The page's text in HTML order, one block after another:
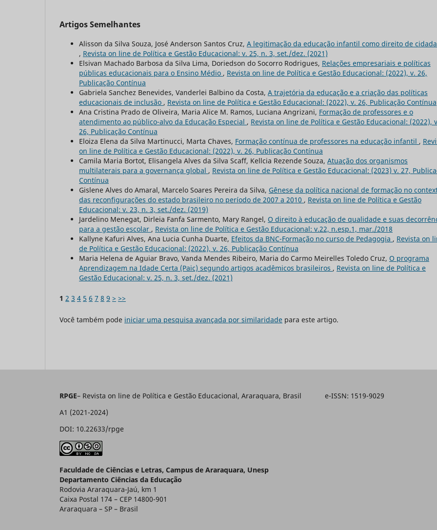
Artigos Semelhantes
Alisson da Silva Souza, José Anderson Santos Cruz, A legitimação da educação infantil como direito de
, Revista on line de Política e Gestão Educacional: v. 25, n. 3, set./dez. (2021)
Elsivan Machado Barbosa da Silva Lima, Doriedson do Socorro Rodrigues, Relações empresariais e políticas
públicas educacionais para o Ensino Médio , Revista on line de Política e Gestão Educacional: (2022), v. 26,
Publicação Contínua
Gabriela Sanchez Benevides, Vanderlei Balbino da Costa, A trajetória da educação e a criação das políticas
educacionais de inclusão , Revista on line de Política e Gestão Educacional: (2022), v. 26, Publicação Contínua
Ana Cristina Prado de Oliveira, Maria Alice M. Ramos, Luciana Angrizani, Formação de professores e o
atendimento ao público-alvo da Educação Especial , Revista on line de Política e Gestão Educacional: (2022),
26, Publicação Contínua
Eloiza Elena da Silva Martinucci, Marta Chaves, Formação contínua de professores na educação infantil ,
on line de Política e Gestão Educacional: (2022), v. 26, Publicação Contínua
Camila Maria Bortot, Elisangela Alves da Silva Scaff, Kellcia Rezende Souza, Atuação dos organismos
multilaterais para a governança global , Revista on line de Política e Gestão Educacional: (2023) v. 27,
Contínua
Gislene Alves do Amaral, Marcelo Soares Pereira da Silva, Gênese da política nacional de formação no
das reconfigurações do estado brasileiro no período de 2007 a 2010 , Revista on line de Política e Gestão
Educacional: v. 23, n. 3, set./dez. (2019)
Jardelino Menegat, Dirleia Fanfa Sarmento, Mary Rangel, O direito à educação de qualidade e suas
para a gestão escolar , Revista on line de Política e Gestão Educacional: v.22, n.esp.1, mar./2018
Kallyne Kafuri Alves, Ana Lucia Cunha Duarte, Efeitos da BNC-Formação no curso de Pedagogia , Revista on
de Política e Gestão Educacional: (2022), v. 26, Publicação Contínua
Maria Helena de Aguiar Bravo, Vanda Mendes Ribeiro, Maria do Carmo Meirelles Toledo Cruz, O programa
Aprendizagem na Idade Certa (Paic) segundo artigos acadêmicos brasileiros , Revista on line de Política e
Gestão Educacional: v. 25, n. 3, set./dez. (2021)
1 2 3 4 5 6 7 8 9 > >>
Você também pode iniciar uma pesquisa avançada por similaridade para este artigo.
RPGE– Revista on line de Política e Gestão Educacional, Araraquara, Brasil e-ISSN: 1519-9029
A1 (2021-2024)
DOI: 10.22633/rpge
Faculdade de Ciências e Letras, Campus de Araraquara, Unesp
Departamento Ciências da Educação
Rodovia Araraquara-Jaú, km 1
Caixa Postal 174 – CEP 14800-901
Araraquara – SP – Brasil